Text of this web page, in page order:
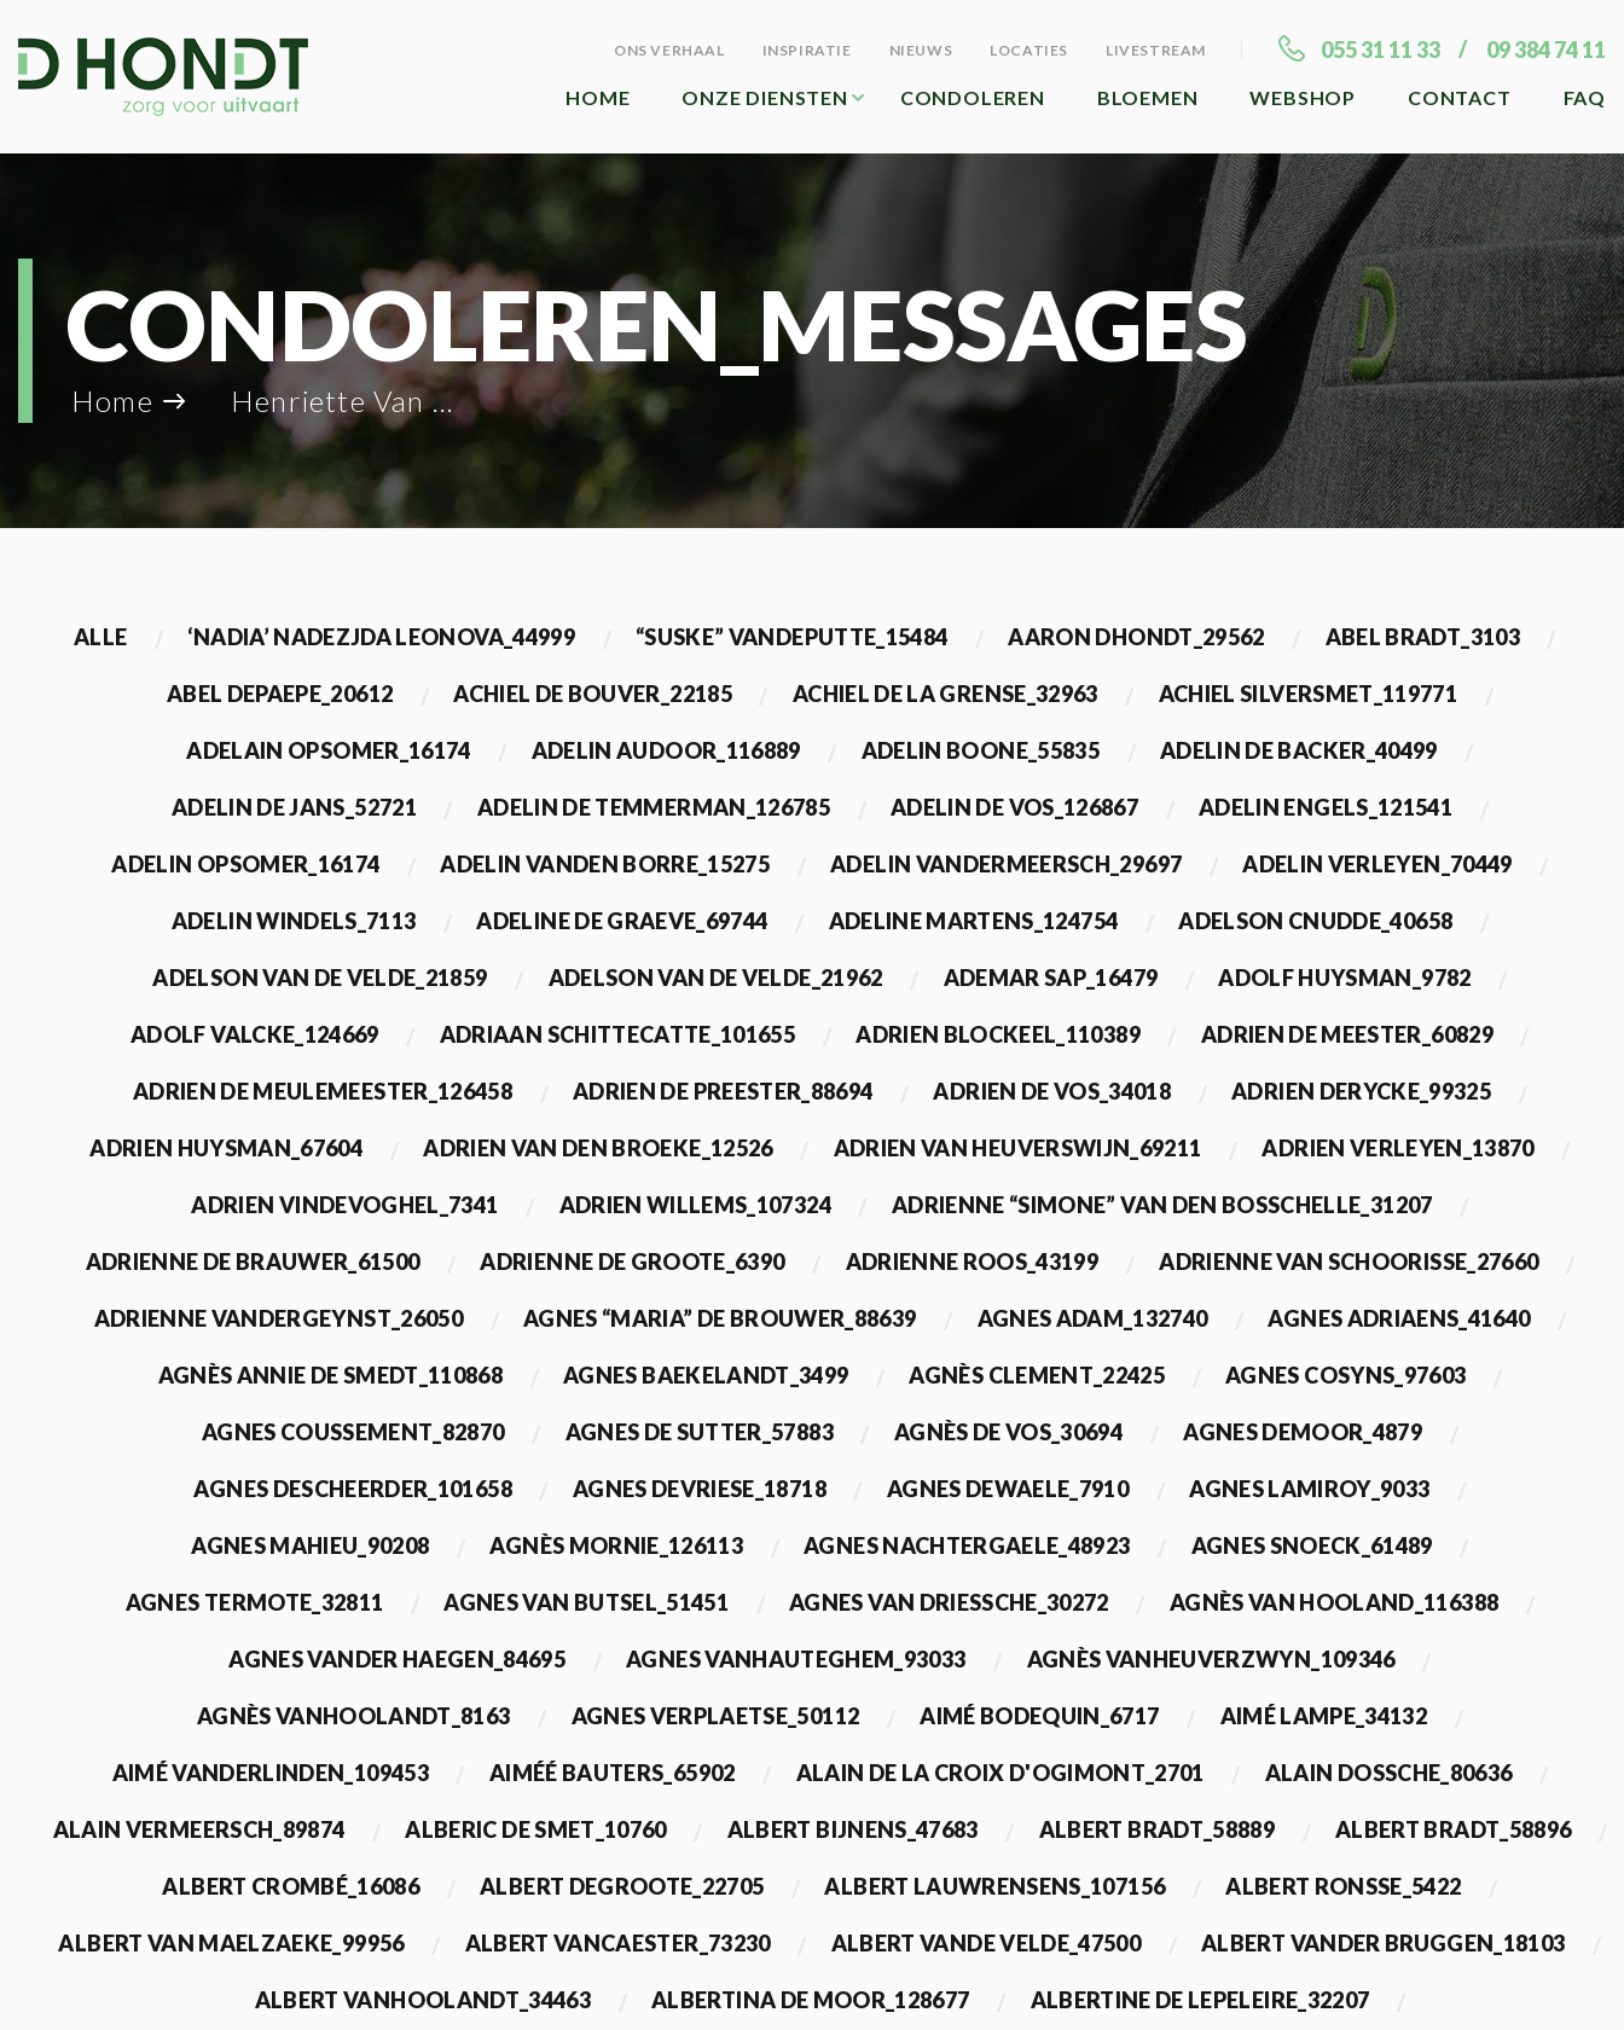
ONS VERHAAL INSPIRATIE NIEUWS LOCATIES LIVESTREAM 055 31 11 33 09 384 74 11
HOME ONZE DIENSTEN CONDOLEREN BLOEMEN WEBSHOP CONTACT FAQ
CONDOLEREN_MESSAGES
Home Henriette Van Dorpe_58280
ALLE ‘NADIA’ NADEZJDA LEONOVA_44999 “SUSKE” VANDEPUTTE_15484 AARON DHONDT_29562 ABEL BRADT_3103
ABEL DEPAEPE_20612 ACHIEL DE BOUVER_22185 ACHIEL DE LA GRENSE_32963 ACHIEL SILVERSMET_119771
ADELAIN OPSOMER_16174 ADELIN AUDOOR_116889 ADELIN BOONE_55835 ADELIN DE BACKER_40499
ADELIN DE JANS_52721 ADELIN DE TEMMERMAN_126785 ADELIN DE VOS_126867 ADELIN ENGELS_121541
ADELIN OPSOMER_16174 ADELIN VANDEN BORRE_15275 ADELIN VANDERMEERSCH_29697 ADELIN VERLEYEN_70449
ADELIN WINDELS_7113 ADELINE DE GRAEVE_69744 ADELINE MARTENS_124754 ADELSON CNUDDE_40658
ADELSON VAN DE VELDE_21859 ADELSON VAN DE VELDE_21962 ADEMAR SAP_16479 ADOLF HUYSMAN_9782
ADOLF VALCKE_124669 ADRIAAN SCHITTECATTE_101655 ADRIEN BLOCKEEL_110389 ADRIEN DE MEESTER_60829
ADRIEN DE MEULEMEESTER_126458 ADRIEN DE PREESTER_88694 ADRIEN DE VOS_34018 ADRIEN DERYCKE_99325
ADRIEN HUYSMAN_67604 ADRIEN VAN DEN BROEKE_12526 ADRIEN VAN HEUVERSWIJN_69211 ADRIEN VERLEYEN_13870
ADRIEN VINDEVOGHEL_7341 ADRIEN WILLEMS_107324 ADRIENNE “SIMONE” VAN DEN BOSSCHELLE_31207
ADRIENNE DE BRAUWER_61500 ADRIENNE DE GROOTE_6390 ADRIENNE ROOS_43199 ADRIENNE VAN SCHOORISSE_27660
ADRIENNE VANDERGEYNST_26050 AGNES “MARIA” DE BROUWER_88639 AGNES ADAM_132740 AGNES ADRIAENS_41640
AGNÈS ANNIE DE SMEDT_110868 AGNES BAEKELANDT_3499 AGNÈS CLEMENT_22425 AGNES COSYNS_97603
AGNES COUSSEMENT_82870 AGNES DE SUTTER_57883 AGNÈS DE VOS_30694 AGNES DEMOOR_4879
AGNES DESCHEERDER_101658 AGNES DEVRIESE_18718 AGNES DEWAELE_7910 AGNES LAMIROY_9033
AGNES MAHIEU_90208 AGNÈS MORNIE_126113 AGNES NACHTERGAELE_48923 AGNES SNOECK_61489
AGNES TERMOTE_32811 AGNES VAN BUTSEL_51451 AGNES VAN DRIESSCHE_30272 AGNÈS VAN HOOLAND_116388
AGNES VANDER HAEGEN_84695 AGNES VANHAUTEGHEM_93033 AGNÈS VANHEUVERZWYN_109346
AGNÈS VANHOOLANDT_8163 AGNES VERPLAETSE_50112 AIMÉ BODEQUIN_6717 AIMÉ LAMPE_34132
AIMÉ VANDERLINDEN_109453 AIMÉÉ BAUTERS_65902 ALAIN DE LA CROIX D'OGIMONT_2701 ALAIN DOSSCHE_80636
ALAIN VERMEERSCH_89874 ALBERIC DE SMET_10760 ALBERT BIJNENS_47683 ALBERT BRADT_58889 ALBERT BRADT_58896
ALBERT CROMBÉ_16086 ALBERT DEGROOTE_22705 ALBERT LAUWRENSENS_107156 ALBERT RONSSE_5422
ALBERT VAN MAELZAEKE_99956 ALBERT VANCAESTER_73230 ALBERT VANDE VELDE_47500 ALBERT VANDER BRUGGEN_18103
ALBERT VANHOOLANDT_34463 ALBERTINA DE MOOR_128677 ALBERTINE DE LEPELEIRE_32207